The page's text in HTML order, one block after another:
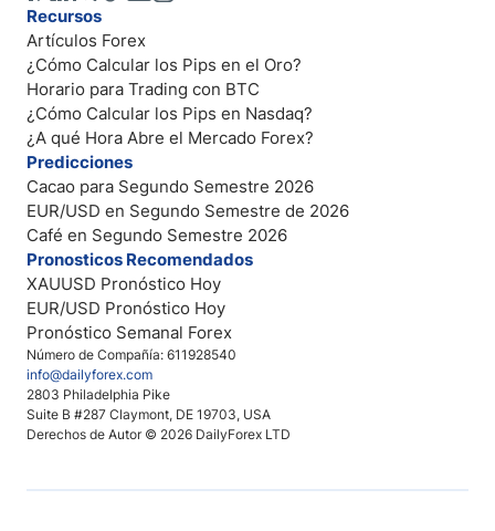
Número de Compañía: 611928540
info@dailyforex.com
2803 Philadelphia Pike
Suite B #287 Claymont, DE 19703, USA
Derechos de Autor © 2026 DailyForex LTD
Recursos
Artículos Forex
¿Cómo Calcular los Pips en el Oro?
Horario para Trading con BTC
¿Cómo Calcular los Pips en Nasdaq?
¿A qué Hora Abre el Mercado Forex?
Predicciones
Cacao para Segundo Semestre 2026
EUR/USD en Segundo Semestre de 2026
Café en Segundo Semestre 2026
Pronosticos Recomendados
XAUUSD Pronóstico Hoy
EUR/USD Pronóstico Hoy
Pronóstico Semanal Forex